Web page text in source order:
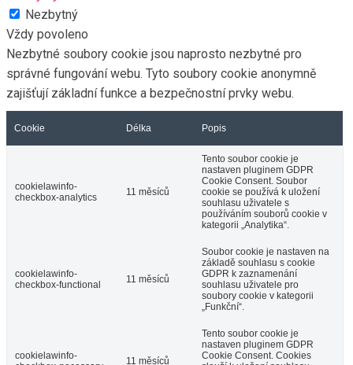
Nezbytný
Vždy povoleno
Nezbytné soubory cookie jsou naprosto nezbytné pro
správné fungování webu. Tyto soubory cookie anonymně
zajišťují základní funkce a bezpečnostní prvky webu.
Cookie Délka Popis
cookielawinfo-
checkbox-analytics
11 měsíců
Tento soubor cookie je
nastaven pluginem GDPR
Cookie Consent. Soubor
cookie se používá k uložení
souhlasu uživatele s
používáním souborů cookie v
kategorii „Analytika“.
cookielawinfo-
checkbox-functional
11 měsíců
Soubor cookie je nastaven na
základě souhlasu s cookie
GDPR k zaznamenání
souhlasu uživatele pro
soubory cookie v kategorii
„Funkční“.
cookielawinfo-
11 měsíců
Tento soubor cookie je
nastaven pluginem GDPR
Cookie Consent. Cookies